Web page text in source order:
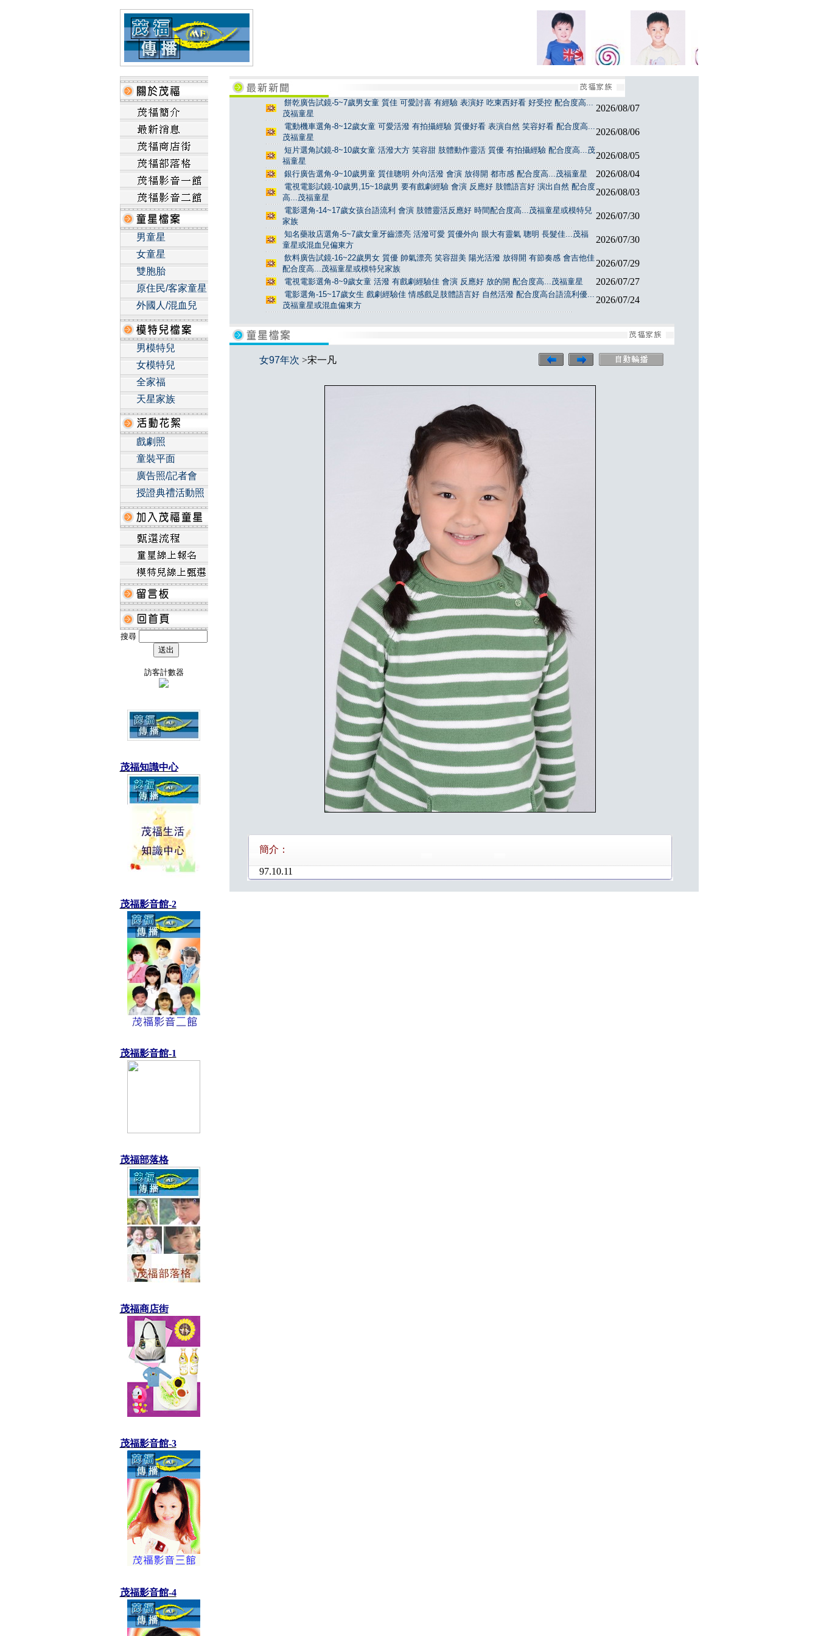
男童星
女童星
雙胞胎
原住民/客家童星
外國人/混血兒
男模特兒
女模特兒
全家福
天星家族
戲劇照
童裝平面
廣告照/記者會
授證典禮活動照
搜尋
訪客計數器
茂福知識中心
茂福影音館-2
茂福影音館-1
茂福部落格
茂福商店街
茂福影音館-3
茂福影音館-4
餅乾廣告試鏡-5~7歲男女童 質佳 可愛討喜 有經驗 表演好 吃東西好看 好受控 配合度高...
茂福童星
2026/08/07
電動機車選角-8~12歲女童 可愛活潑 有拍攝經驗 質優好看 表演自然 笑容好看 配合度高...
茂福童星
2026/08/06
短片選角試鏡-8~10歲女童 活潑大方 笑容甜 肢體動作靈活 質優 有拍攝經驗 配合度高...茂
福童星
2026/08/05
銀行廣告選角-9~10歲男童 質佳聰明 外向活潑 會演 放得開 都市感 配合度高...茂福童星 2026/08/04
電視電影試鏡-10歲男,15~18歲男 要有戲劇經驗 會演 反應好 肢體語言好 演出自然 配合度
高...茂福童星
2026/08/03
電影選角-14~17歲女孩台語流利 會演 肢體靈活反應好 時間配合度高...茂福童星或模特兒
家族
2026/07/30
知名藥妝店選角-5~7歲女童牙齒漂亮 活潑可愛 質優外向 眼大有靈氣 聰明 長髮佳...茂福
童星或混血兒偏東方
2026/07/30
飲料廣告試鏡-16~22歲男女 質優 帥氣漂亮 笑容甜美 陽光活潑 放得開 有節奏感 會吉他佳
配合度高...茂福童星或模特兒家族
2026/07/29
電視電影選角-8~9歲女童 活潑 有戲劇經驗佳 會演 反應好 放的開 配合度高...茂福童星 2026/07/27
電影選角-15~17歲女生 戲劇經驗佳 情感戲足肢體語言好 自然活潑 配合度高台語流利優...
茂福童星或混血偏東方
2026/07/24
女97年次 >宋一凡
簡介：
97.10.11